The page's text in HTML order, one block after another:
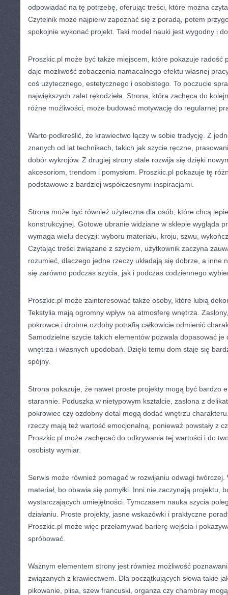
odpowiadać na tę potrzebę, oferując treści, które można
Czytelnik może najpierw zapoznać się z poradą, potem
spokojnie wykonać projekt. Taki model nauki jest wygodny i
Proszkic.pl może być także miejscem, które pokazuje radość
daje możliwość zobaczenia namacalnego efektu własnej
coś użytecznego, estetycznego i osobistego. To poczucie
największych zalet rękodzieła. Strona, która zachęca do
różne możliwości, może budować motywację do regularnej
Warto podkreślić, że krawiectwo łączy w sobie tradycję. Z
znanych od lat technikach, takich jak szycie ręczne,
dobór wykrojów. Z drugiej strony stale rozwija się dzięki
akcesoriom, trendom i pomysłom. Proszkic.pl pokazuje tę
podstawowe z bardziej współczesnymi inspiracjami.
Strona może być również użyteczna dla osób, które chcą
konstrukcyjnej. Gotowe ubranie widziane w sklepie wygląda
wymaga wielu decyzji: wyboru materiału, kroju, szwu,
Czytając treści związane z szyciem, użytkownik zaczyna
rozumieć, dlaczego jedne rzeczy układają się dobrze, a inne
się zarówno podczas szycia, jak i podczas codziennego
Proszkic.pl może zainteresować także osoby, które lubią
Tekstylia mają ogromny wpływ na atmosferę wnętrza.
pokrowce i drobne ozdoby potrafią całkowicie odmienić
Samodzielne szycie takich elementów pozwala dopasować
wnętrza i własnych upodobań. Dzięki temu dom staje się
spójny.
Strona pokazuje, że nawet proste projekty mogą być bardzo
starannie. Poduszka w nietypowym kształcie, zasłona z
pokrowiec czy ozdobny detal mogą dodać wnętrzu
rzeczy mają też wartość emocjonalną, ponieważ powstały z
Proszkic.pl może zachęcać do odkrywania tej wartości i do
osobisty wymiar.
Serwis może również pomagać w rozwijaniu odwagi twórczej.
materiał, bo obawia się pomyłki. Inni nie zaczynają projektu,
wystarczających umiejętności. Tymczasem nauka szycia
działaniu. Proste projekty, jasne wskazówki i praktyczne
Proszkic.pl może więc przełamywać barierę wejścia i
spróbować.
Ważnym elementem strony jest również możliwość
związanych z krawiectwem. Dla początkujących słowa takie
pikowanie, plisa, szew francuski, organza czy chambray